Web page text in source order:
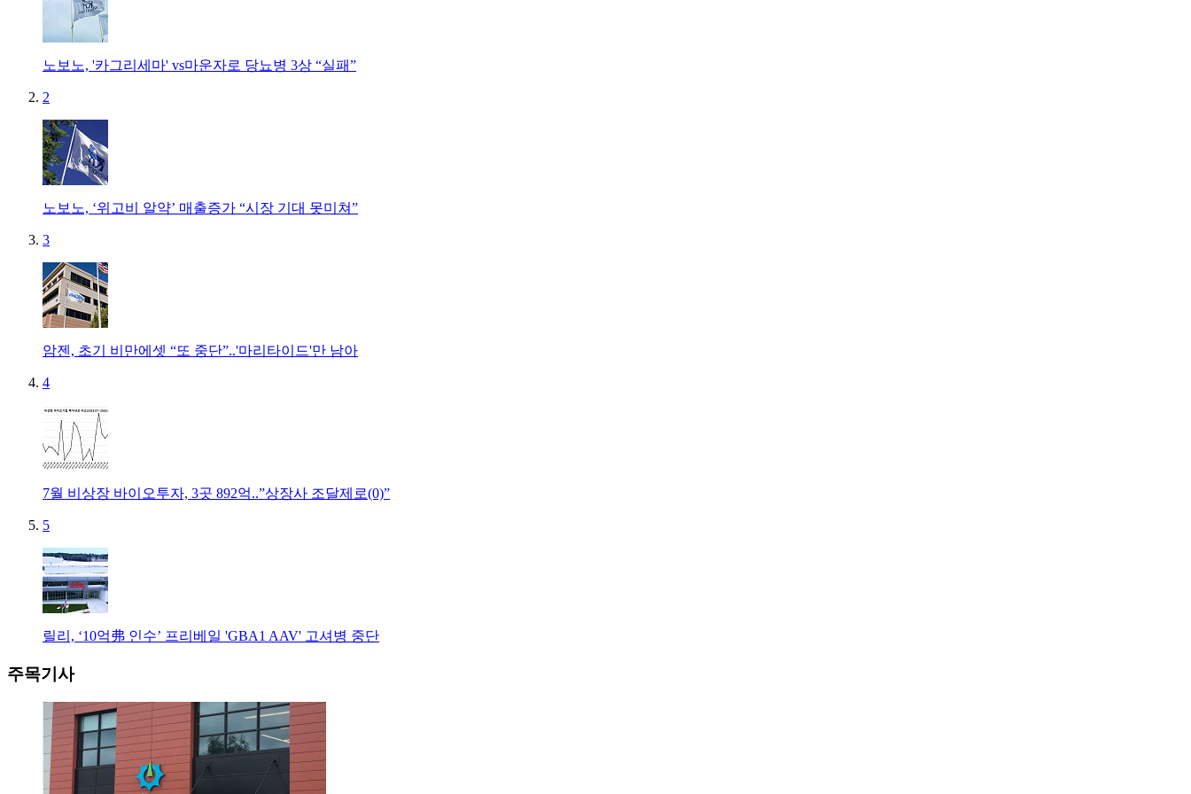
노보노, '카그리세마' vs마운자로 당뇨병 3상 “실패”
2
노보노, ‘위고비 알약’ 매출증가 “시장 기대 못미쳐”
3
암젠, 초기 비만에셋 “또 중단”..'마리타이드'만 남아
4
7월 비상장 바이오투자, 3곳 892억..”상장사 조달제로(0)”
5
릴리, ‘10억弗 인수’ 프리베일 'GBA1 AAV' 고셔병 중단
주목기사